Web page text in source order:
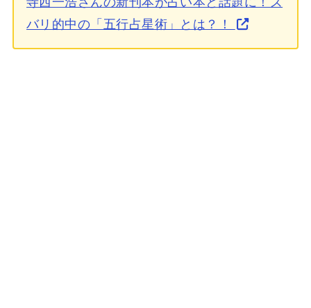
バリ的中の「五行占星術」とは？！